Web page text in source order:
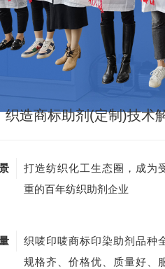
造商标助剂(定制)技术
打造纺织化工生态圈，成为
重的百年纺织助剂企业
织唛印唛商标印染助剂品种
规格齐、价格优、质量好、